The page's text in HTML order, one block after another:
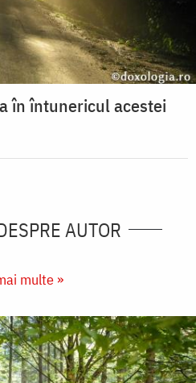
în întunericul acestei
AUTOR
multe »